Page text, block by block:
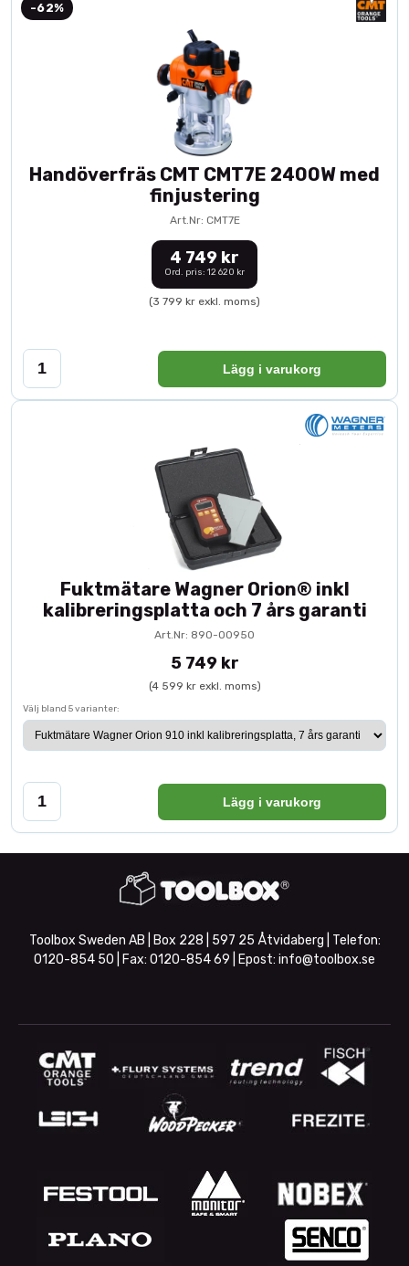
-62%
Handöverfräs CMT CMT7E 2400W med
finjustering
Art.Nr: CMT7E
4 749 kr
Ord. pris: 12 620 kr
(3 799 kr exkl. moms)
Lägg i varukorg
Fuktmätare Wagner Orion® inkl
kalibreringsplatta och 7 års garanti
Art.Nr: 890-00950
5 749 kr
(4 599 kr exkl. moms)
Välj bland 5 varianter:
Lägg i varukorg
Toolbox Sweden AB | Box 228 | 597 25 Åtvidaberg | Telefon:
0120-854 50 | Fax: 0120-854 69 | Epost: info@toolbox.se